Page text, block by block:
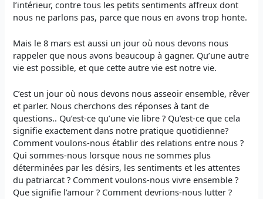
l’intérieur, contre tous les petits sentiments affreux dont
nous ne parlons pas, parce que nous en avons trop honte.
Mais le 8 mars est aussi un jour où nous devons nous
rappeler que nous avons beaucoup à gagner. Qu’une autre
vie est possible, et que cette autre vie est notre vie.
C’est un jour où nous devons nous asseoir ensemble, rêver
et parler. Nous cherchons des réponses à tant de
questions.. Qu’est-ce qu’une vie libre ? Qu’est-ce que cela
signifie exactement dans notre pratique quotidienne?
Comment voulons-nous établir des relations entre nous ?
Qui sommes-nous lorsque nous ne sommes plus
déterminées par les désirs, les sentiments et les attentes
du patriarcat ? Comment voulons-nous vivre ensemble ?
Que signifie l’amour ? Comment devrions-nous lutter ?